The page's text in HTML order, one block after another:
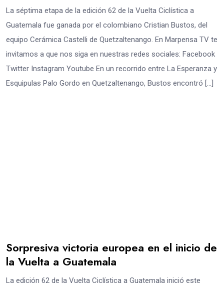
La séptima etapa de la edición 62 de la Vuelta Ciclística a
Guatemala fue ganada por el colombiano Cristian Bustos, del
equipo Cerámica Castelli de Quetzaltenango. En Marpensa TV te
invitamos a que nos siga en nuestras redes sociales: Facebook
Twitter Instagram Youtube En un recorrido entre La Esperanza y
Esquipulas Palo Gordo en Quetzaltenango, Bustos encontró […]
Sorpresiva victoria europea en el inicio de
la Vuelta a Guatemala
La edición 62 de la Vuelta Ciclística a Guatemala inició este